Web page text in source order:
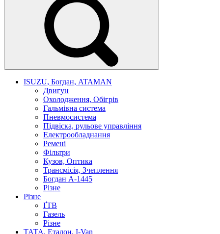
ISUZU, Богдан, ATAMAN
Двигун
Охолодження, Обігрів
Гальмівна система
Пневмосистема
Підвіска, рульове управління
Електрообладнання
Ремені
Фільтри
Кузов, Оптика
Трансмісія, Зчеплення
Богдан А-1445
Різне
Різне
ҐТВ
Газель
Різне
ТАТА, Еталон, I-Van